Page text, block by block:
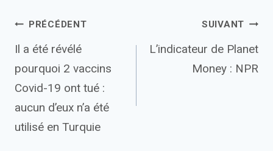
Navigation
de
l’article
PRÉCÉDENT
Il a été révélé
pourquoi 2 vaccins
Covid-19 ont tué :
aucun d’eux n’a été
utilisé en Turquie
SUIVANT
L’indicateur de Planet
Money : NPR